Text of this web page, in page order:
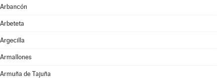
Arbancón
Arbeteta
Argecilla
Armallones
Armuña de Tajuña